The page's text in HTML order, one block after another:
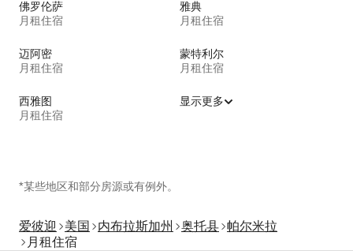
佛罗伦萨
月租住宿
雅典
月租住宿
迈阿密
月租住宿
蒙特利尔
月租住宿
西雅图
月租住宿
显示更多
*某些地区和部分房源或有例外。
爱彼迎 美国 内布拉斯加州 奥托县 帕尔米拉
月租住宿